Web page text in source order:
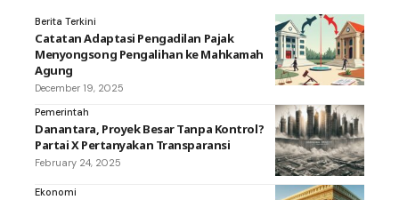
Berita Terkini
Catatan Adaptasi Pengadilan Pajak
Menyongsong Pengalihan ke Mahkamah
Agung
December 19, 2025
Pemerintah
Danantara, Proyek Besar Tanpa Kontrol?
Partai X Pertanyakan Transparansi
February 24, 2025
Ekonomi